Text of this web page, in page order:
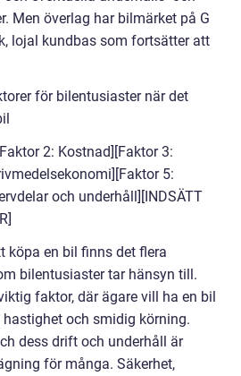
Men överlag har bilmärket på G
lojal kundbas som fortsätter att
för bilentusiaster när det
2: Kostnad][Faktor 3:
5:
och underhåll][INDSÄTT
köpa en bil finns det flera
bilentusiaster tar hänsyn till.
faktor, där ägare vill ha en bil
och smidig körning.
dess drift och underhåll är
för många. Säkerhet,